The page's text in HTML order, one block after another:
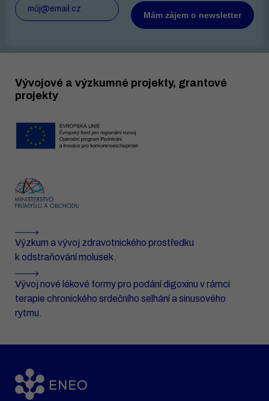
Vývojové a výzkumné projekty, grantové
projekty
Výzkum a vývoj zdravotnického prostředku
k odstraňování molusek.
Vývoj nové lékové formy pro podání digoxinu v rámci
terapie chronického srdečního selhání a sinusového
rytmu.